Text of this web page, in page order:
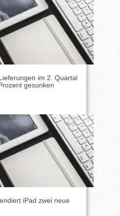
im 2. Quartal
gesunken
iPad zwei neue